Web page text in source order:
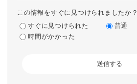
この情報をすぐに見つけられましたか？
すぐに見つけられた
普通
時間がかかった